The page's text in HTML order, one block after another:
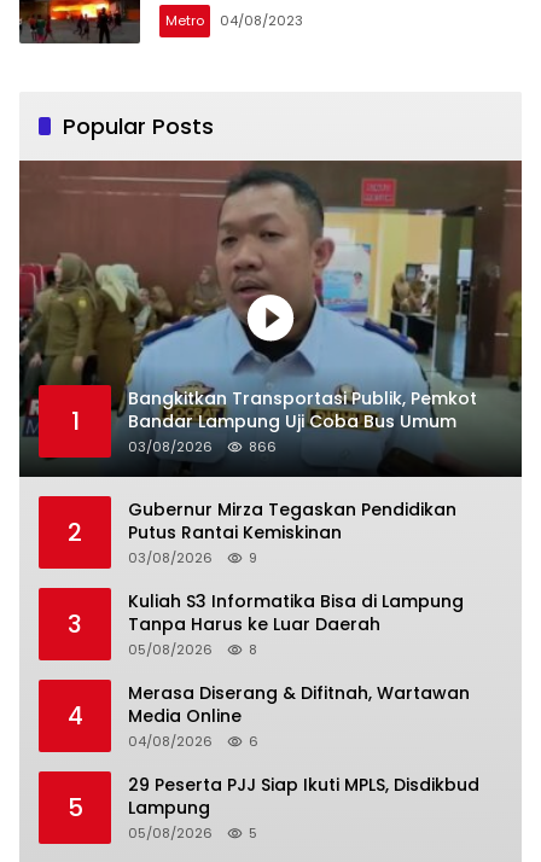
Metro 04/08/2023
Popular Posts
1
Bangkitkan Transportasi Publik, Pemkot
Bandar Lampung Uji Coba Bus Umum
03/08/2026 866
2
Gubernur Mirza Tegaskan Pendidikan
Putus Rantai Kemiskinan
03/08/2026 9
3
Kuliah S3 Informatika Bisa di Lampung
Tanpa Harus ke Luar Daerah
05/08/2026 8
4
Merasa Diserang & Difitnah, Wartawan
Media Online
04/08/2026 6
5
29 Peserta PJJ Siap Ikuti MPLS, Disdikbud
Lampung
05/08/2026 5